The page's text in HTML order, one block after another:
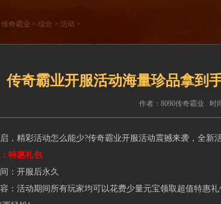
传奇霸业 > 综合 > 活动 >
传奇霸业开服活动海量珍品拿到
作者：8090传奇霸业 时
精彩活动怎么能少?传奇霸业开服活动震撼来袭，全新活
特惠礼包
开服后永久
活动期间所有玩家均可以花费少量元宝领取超值特惠礼